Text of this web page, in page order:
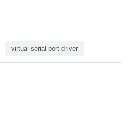
virtual serial port driver